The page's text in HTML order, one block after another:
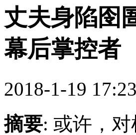
丈夫身陷囹
幕后掌控者
2018-1-19 17:23
摘要: 或许，